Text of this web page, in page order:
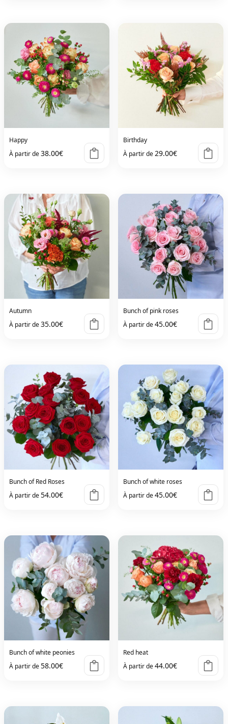
Happy
À partir de38.00€
Birthday
À partir de29.00€
Autumn
À partir de35.00€
Bunch of pink roses
À partir de45.00€
Bunch of Red Roses
À partir de54.00€
Bunch of white roses
À partir de45.00€
Bunch of white peonies
À partir de58.00€
Red heat
À partir de44.00€